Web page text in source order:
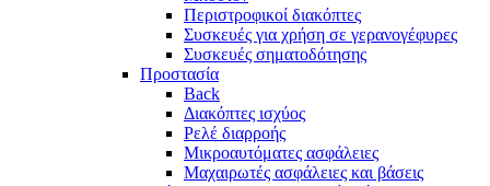
Περιστροφικοί διακόπτες
Συσκευές για χρήση σε γερανογέφυρες
Συσκευές σηματοδότησης
Προστασία
Back
Διακόπτες ισχύος
Ρελέ διαρροής
Μικροαυτόματες ασφάλειες
Μαχαιρωτές ασφάλειες και βάσεις